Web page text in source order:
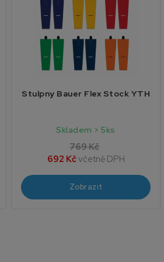
Stulpny Bauer Flex Stock YTH
Skladem > 5ks
769 Kč
692 Kčvčetně DPH
Zobrazit